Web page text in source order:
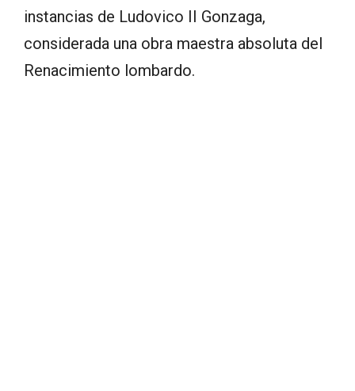
instancias de Ludovico II Gonzaga,
considerada una obra maestra absoluta del
Renacimiento lombardo.